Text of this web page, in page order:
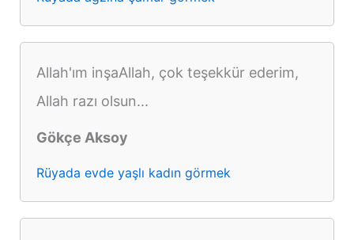
Allah'ım inşaAllah, çok teşekkür ederim,
Allah razı olsun...
Gökçe Aksoy
Rüyada evde yaşlı kadın görmek